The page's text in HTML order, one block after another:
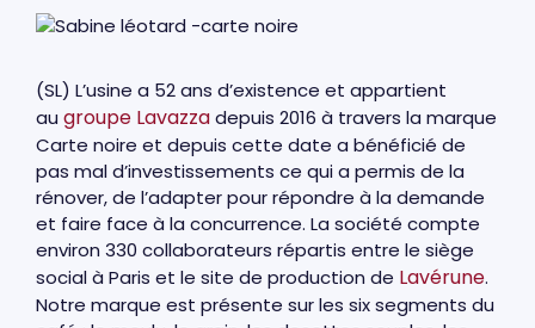
(SL) L’usine a 52 ans d’existence et appartient
au groupe Lavazzadepuis 2016 à travers la marque
Carte noire et depuis cette date a bénéficié de
pas mal d’investissements ce qui a permis de la
rénover, de l’adapter pour répondre à la demande
et faire face à la concurrence. La société compte
environ 330 collaborateurs répartis entre le siège
social à Paris et le site de production de Lavérune.
Notre marque est présente sur les six segments du